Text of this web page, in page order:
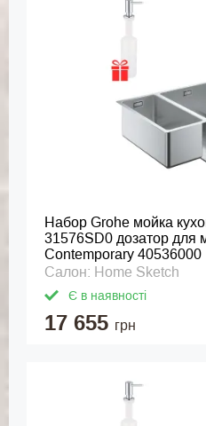
Набор Grohe мойка
31576SD0 дозатор для
Contemporary 40536000
Салон: Home Sketch
Є в наявності
17 655 грн